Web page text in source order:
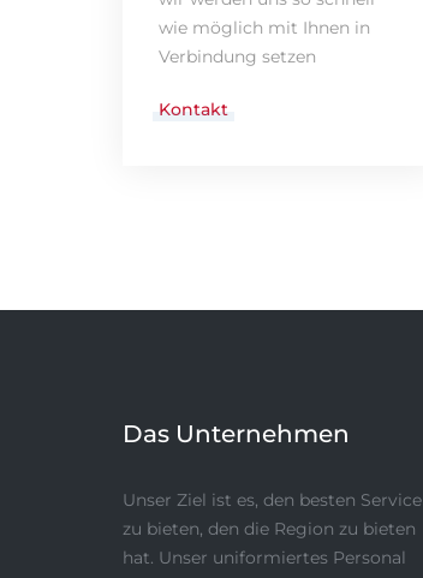
wie möglich mit Ihnen in
Verbindung setzen
Kontakt
Das Unternehmen
Unser Ziel ist es, den besten Service
zu bieten, den die Region zu bieten
hat. Unser uniformiertes Personal